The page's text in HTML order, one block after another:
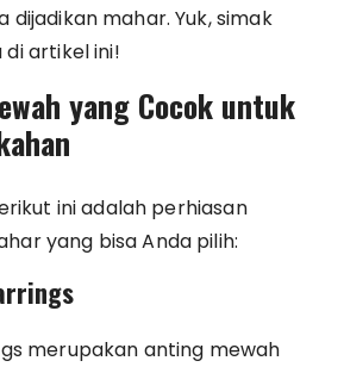
dijadikan mahar. Yuk, simak
artikel ini!
yang Cocok untuk
ini adalah perhiasan
yang bisa Anda pilih:
merupakan anting mewah